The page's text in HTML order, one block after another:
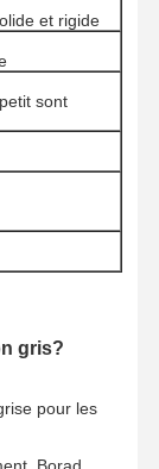
Nous
et rigide
sont
gris?
pour les